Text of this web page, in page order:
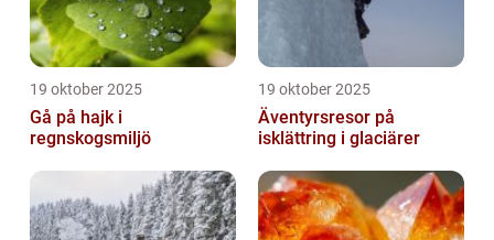
19 oktober 2025
Gå på hajk i
regnskogsmiljö
19 oktober 2025
Äventyrsresor på
isklättring i glaciärer